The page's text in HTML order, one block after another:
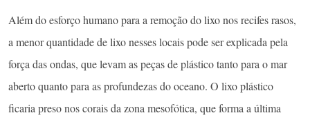
Além do esforço humano para a remoção do lixo nos recifes rasos,
a menor quantidade de lixo nesses locais pode ser explicada pela
força das ondas, que levam as peças de plástico tanto para o mar
aberto quanto para as profundezas do oceano. O lixo plástico
ficaria preso nos corais da zona mesofótica, que forma a última